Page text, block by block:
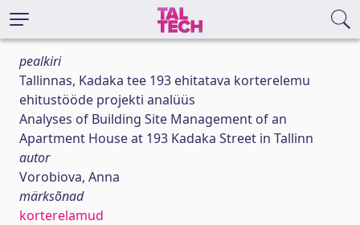
pealkiri
Tallinnas, Kadaka tee 193 ehitatava korterelemu
ehitustööde projekti analüüs
Analyses of Building Site Management of an
Apartment House at 193 Kadaka Street in Tallinn
autor
Vorobiova, Anna
märksõnad
korterelamud